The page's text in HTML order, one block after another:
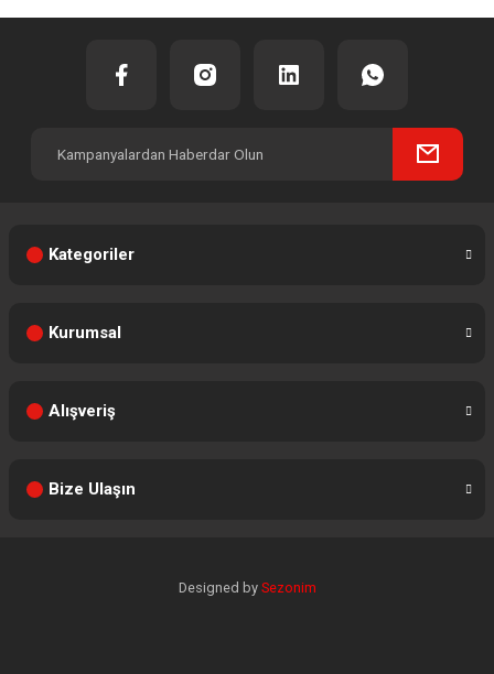
Kategoriler
Kurumsal
Alışveriş
Bize Ulaşın
Designed by Sezonim